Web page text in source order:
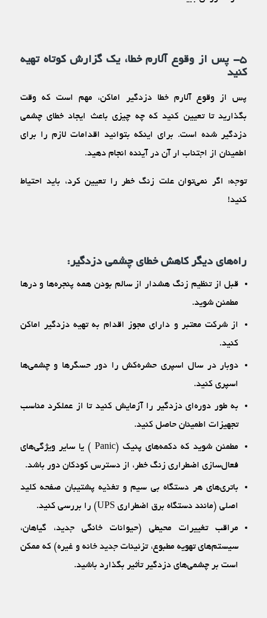
۵- پس از وقوع آلارم خطا، یک گزارش کوتاه تهیه
کنید
پس از وقوع آلارم خطا دزدگیر اماکن، مهم است که وقت
بگذارید تا تعیین کنید که چه چیزی باعث ایجاد خطای چشمی
دزدگیر شده است. برای اینکه بتوانید اقدامات لازم را برای
اطمینان از اجتناب ار آن در آینده انجام دهید.
توجه: اگر نمی‌توان علت زنگ خطر را تعیین کرد، باید احتیاط
کنید!
راه‌های دیگر کاهش خطای چشمی دزدگیر:
قبل از تنظیم زنگ هشدار از سالم بودن همه پنجره‌ها و درها
مطمئن شوید.
از شرکت معتبر و دارای مجوز اقدام به تهیه دزدگیر اماکن
کنید.
دوبار در سال اسپری حشره‌کش را دور حسگرها و چشمی‌ها
اسپری کنید.
به طور دوره‌ای دزدگیر را آزمایش کنید تا از عملکرد مناسب
تجهیزات اطمینان حاصل کنید.
مطمئن شوید که دکمه‌های پنیک (Panic ) یا سایر ویژگی‌های
فعال‌سازی اضطراری زنگ خطر، از دسترس کودکان دور باشد.
باتری‌های هر دستگاه بی سیم و تغذیه پشتیبان صفحه کلید
اصلی (مانند دستگاه برق اضطراری UPS) را بررسی کنید.
مراقب تغییرات محیطی (حیوانات خانگی جدید، گیاهان،
سیستم‌های تهویه مطبوع، تزئینات جدید خانه و غیره) که ممکن
است بر چشمی‌های دزدگیر تأثیر بگذارد باشید.